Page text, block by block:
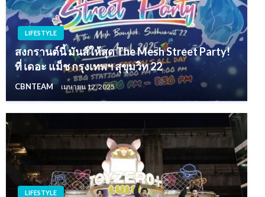
LIFESTYLE
สงกรานต์นี้ มันส์ให้สุด The Mesh Street Party!
ที่ เดอะ แม็ช กรุงเทพฯ สุขุมวิท 22
CBNTEAM เมษายน 12, 2025
LIFESTYLE